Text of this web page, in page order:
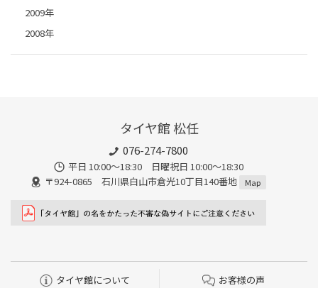
2009年
2008年
タイヤ館 松任
076-274-7800
平日 10:00～18:30 日曜祝日 10:00～18:30
〒924-0865 石川県白山市倉光10丁目140番地
Map
タイヤ館について お客様の声